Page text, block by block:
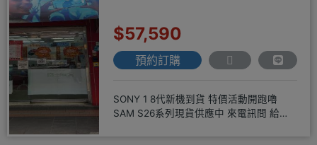
$57,590
預約訂購
SONY 1 8代新機到貨 特價活動開跑嚕
SAM S26系列現貨供應中 來電訊問 給你